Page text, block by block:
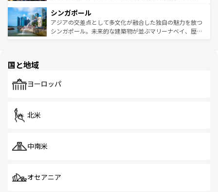
参照してほしい。
激する。気候は一年中温暖で、どの季節にも異なる楽しみ
が待っている。親しみやすいタイの人々、仏教を中心とし
た文化、そして多様な観光資源が、訪れる旅人を魅了し続
み、どこを訪れても感動するはず。観光スポットが密集し
ており、効率よく見どころを回れるのも魅力。息をのむよ
うな絶景から文化的な体験まで、香港を存分に楽しみ尽く
シンガポール
アジアの交差点として多文化が融合した独自の魅力を放つ
シンガポール。未来的な建築物が並ぶマリーナベイ、歴史
で、ホーカーズは地元の風情を楽しめる外せないスポット
国と地域
ヨーロッパ
北米
中南米
オセアニア